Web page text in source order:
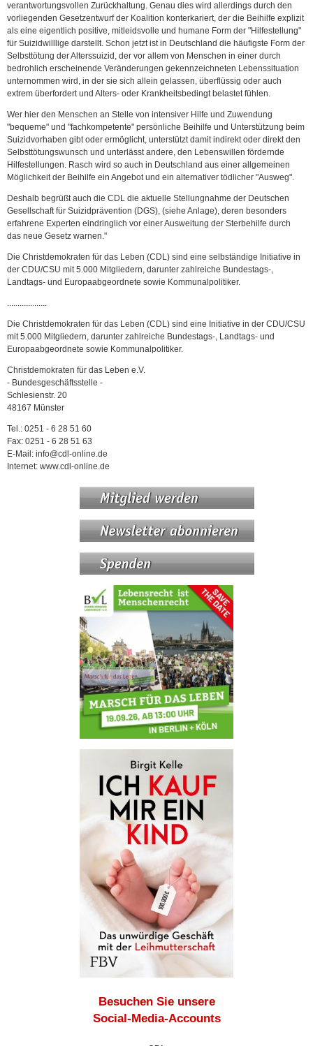
verantwortungsvollen Zurückhaltung. Genau dies wird allerdings durch den
vorliegenden Gesetzentwurf der Koalition konterkariert, der die Beihilfe explizit
als eine eigentlich positive, mitleidsvolle und humane Form der "Hilfestellung"
für Suizidwilllige darstellt. Schon jetzt ist in Deutschland die häufigste Form der
Selbsttötung der Alterssuizid, der vor allem von Menschen in einer durch
bedrohlich erscheinende Veränderungen gekennzeichneten Lebenssituation
unternommen wird, in der sie sich allein gelassen, überflüssig oder auch
extrem überfordert und Alters- oder Krankheitsbedingt belastet fühlen.
Wer hier den Menschen an Stelle von intensiver Hilfe und Zuwendung
"bequeme" und "fachkompetente" persönliche Beihilfe und Unterstützung beim
Suizidvorhaben gibt oder ermöglicht, unterstützt damit indirekt oder direkt den
Selbsttötungswunsch und unterlässt andere, den Lebenswillen fördernde
Hilfestellungen. Rasch wird so auch in Deutschland aus einer allgemeinen
Möglichkeit der Beihilfe ein Angebot und ein alternativer tödlicher "Ausweg".
Deshalb begrüßt auch die CDL die aktuelle Stellungnahme der Deutschen
Gesellschaft für Suizidprävention (DGS), (siehe Anlage), deren besonders
erfahrene Experten eindringlich vor einer Ausweitung der Sterbehilfe durch
das neue Gesetz warnen."
Die Christdemokraten für das Leben (CDL) sind eine selbständige Initiative in
der CDU/CSU mit 5.000 Mitgliedern, darunter zahlreiche Bundestags-,
Landtags- und Europaabgeordnete sowie Kommunalpolitiker.
...................
Die Christdemokraten für das Leben (CDL) sind eine Initiative in der CDU/CSU
mit 5.000 Mitgliedern, darunter zahlreiche Bundestags-, Landtags- und
Europaabgeordnete sowie Kommunalpolitiker.
Christdemokraten für das Leben e.V.
- Bundesgeschäftsstelle -
Schlesienstr. 20
48167 Münster
Tel.: 0251 - 6 28 51 60
Fax: 0251 - 6 28 51 63
E-Mail: info@cdl-online.de
Internet: www.cdl-online.de
Besuchen Sie unsere
Social-Media-Accounts